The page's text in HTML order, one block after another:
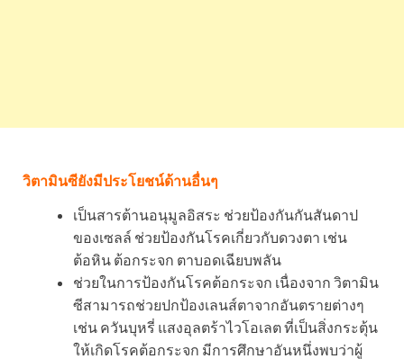
วิตามินซียังมีประโยชน์ด้านอื่นๆ
เป็นสารต้านอนุมูลอิสระ ช่วยป้องกันกันสันดาป
ของเซลล์ ช่วยป้องกันโรคเกี่ยวกับดวงตา เช่น
ต้อหิน ต้อกระจก ตาบอดเฉียบพลัน
ช่วยในการป้องกันโรคต้อกระจก เนื่องจาก วิตามิน
ซีสามารถช่วยปกป้องเลนส์ตาจากอันตรายต่างๆ
เช่น ควันบุหรี่ แสงอุลตร้าไวโอเลต ที่เป็นสิ่งกระตุ้น
ให้เกิดโรคต้อกระจก มีการศึกษาอันหนึ่งพบว่าผู้